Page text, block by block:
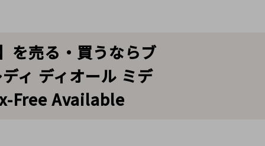
を売る・買うならブ
ィ ディオール ミデ
Free Available